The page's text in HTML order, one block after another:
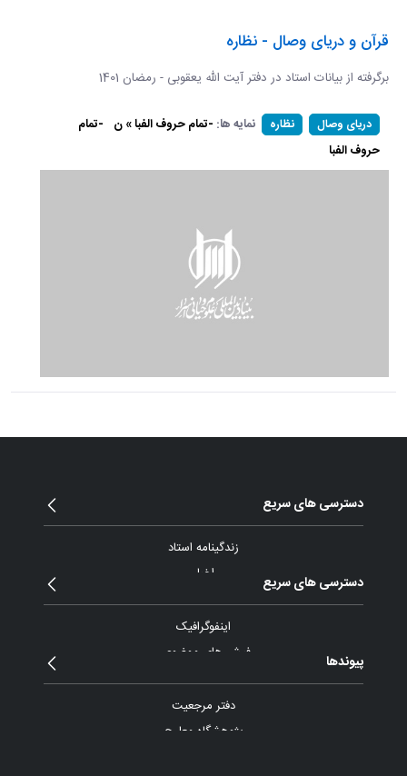
قرآن و دریای وصال - نظاره
برگرفته از بیانات استاد در دفتر آیت الله یعقوبی - رمضان 1401
دریای وصال نظاره نمایه ها: -تمام حروف الفبا » ن -تمام
حروف الفبا
دسترسی های سریع
زندگینامه استاد
اخبار
بیانات
پیام ها و نامه ها
دسترسی های سریع
اینفوگرافیک
فیش های موضوعی
آرشیو ویدئو
پادکست
پیوندها
دفتر مرجعیت
پژوهشگاه معارج